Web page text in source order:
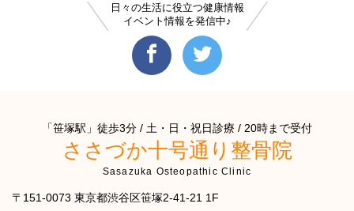
日々の生活に役立つ健康情報
イベント情報を発信中♪
「笹塚駅」徒歩3分 / 土・日・祝日診療 / 20時まで受付
ささづか十号通り整骨院
Sasazuka Osteopathic Clinic
〒151-0073 東京都渋谷区笹塚2-41-21 1F